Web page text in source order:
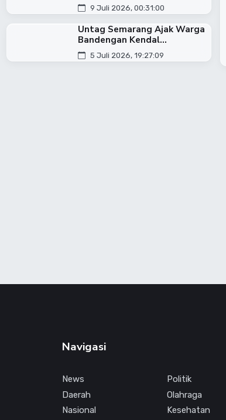
9 Juli 2026, 00:31:00
​Untag Semarang Ajak Warga
Bandengan Kendal...
5 Juli 2026, 19:27:09
Navigasi
News
Daerah
Nasional
Politik
Olahraga
Kesehatan